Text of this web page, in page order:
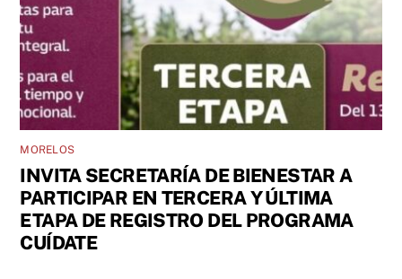
MORELOS
INVITA SECRETARÍA DE BIENESTAR A
PARTICIPAR EN TERCERA Y ÚLTIMA
ETAPA DE REGISTRO DEL PROGRAMA
CUÍDATE